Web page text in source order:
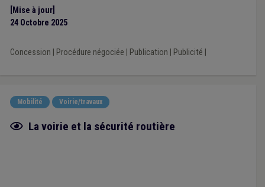
[Mise à jour]
24 Octobre 2025
Concession Procédure négociée Publication Publicité
Mobilité Voirie/travaux
Fiche focus
La voirie et la sécurité routière